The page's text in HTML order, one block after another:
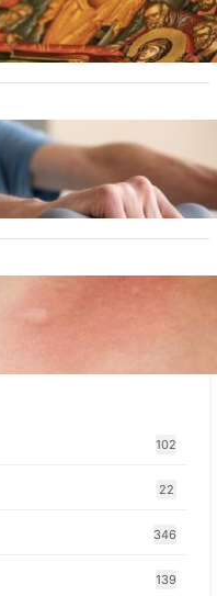
cardiovasculare:
pentru reducerea
domiciliu
influențează atracția
asupra alegerii
102
22
346
139